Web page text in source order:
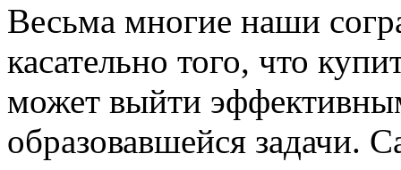
Весьма многие наши
касательно того, что
может выйти
образовавшейся задачи.